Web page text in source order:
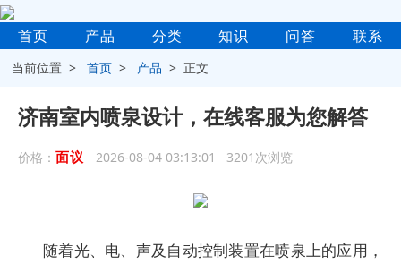
首页 产品 分类 知识 问答 联系
当前位置 >首页 > 产品 > 正文
济南室内喷泉设计，在线客服为您解答
价格： 面议 2026-08-04 03:13:01 3201次浏览
随着光、电、声及自动控制装置在喷泉上的应用，